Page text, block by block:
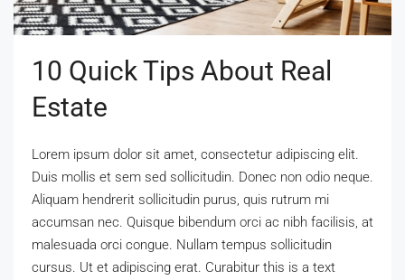
10 Quick Tips About Real
Estate
Lorem ipsum dolor sit amet, consectetur adipiscing elit.
Duis mollis et sem sed sollicitudin. Donec non odio neque.
Aliquam hendrerit sollicitudin purus, quis rutrum mi
accumsan nec. Quisque bibendum orci ac nibh facilisis, at
malesuada orci congue. Nullam tempus sollicitudin
cursus. Ut et adipiscing erat. Curabitur this is a text